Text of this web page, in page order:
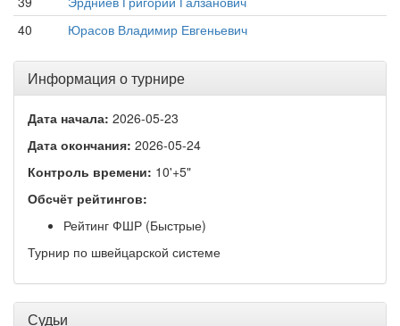
40
Юрасов Владимир Евгеньевич
Информация о турнире
Дата начала: 2026-05-23
Дата окончания: 2026-05-24
Контроль времени: 10'+5"
Обсчёт рейтингов:
Рейтинг ФШР (Быстрые)
Турнир по швейцарской системе
Судьи